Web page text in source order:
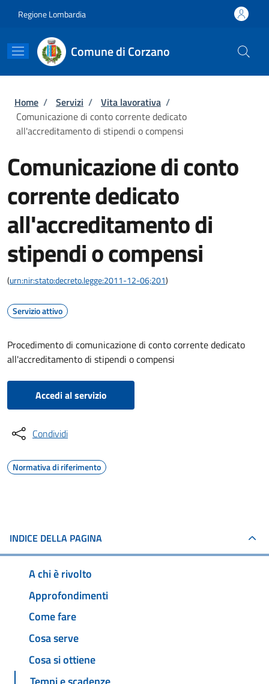
Regione Lombardia
Comune di Corzano
Briciole di pane
Home / Servizi / Vita lavorativa /
Comunicazione di conto corrente dedicato
all'accreditamento di stipendi o compensi
Comunicazione di conto
corrente dedicato
all'accreditamento di
stipendi o compensi
(urn:nir:stato:decreto.legge:2011-12-06;201)
Servizio attivo
Procedimento di comunicazione di conto corrente dedicato
all'accreditamento di stipendi o compensi
Accedi al servizio
Condividi
Normativa di riferimento
INDICE DELLA PAGINA
A chi è rivolto
Approfondimenti
Come fare
Cosa serve
Cosa si ottiene